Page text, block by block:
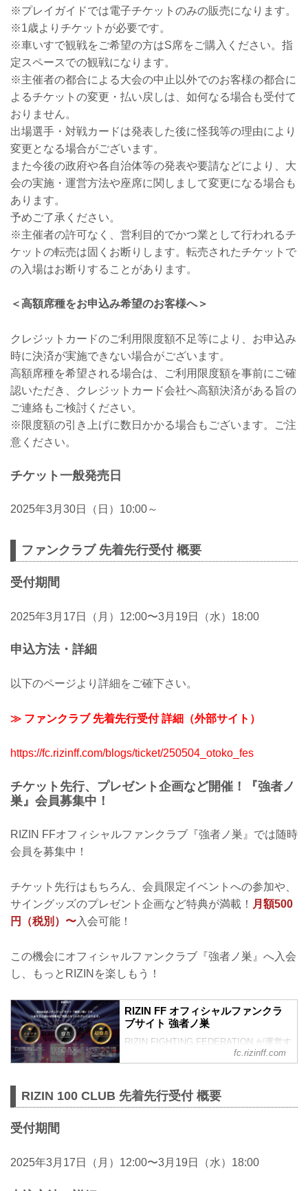
※プレイガイドでは電子チケットのみの販売になります。
※1歳よりチケットが必要です。
※車いすで観戦をご希望の方はS席をご購入ください。指
定スペースでの観戦になります。
※主催者の都合による大会の中止以外でのお客様の都合に
よるチケットの変更・払い戻しは、如何なる場合も受付て
おりません。
出場選手・対戦カードは発表した後に怪我等の理由により
変更となる場合がございます。
また今後の政府や各自治体等の発表や要請などにより、大
会の実施・運営方法や座席に関しまして変更になる場合も
あります。
予めご了承ください。
※主催者の許可なく、営利目的でかつ業として行われるチ
ケットの転売は固くお断りします。転売されたチケットで
の入場はお断りすることがあります。
＜高額席種をお申込み希望のお客様へ＞
クレジットカードのご利用限度額不足等により、お申込み
時に決済が実施できない場合がございます。
高額席種を希望される場合は、ご利用限度額を事前にご確
認いただき、クレジットカード会社へ高額決済がある旨の
ご連絡もご検討ください。
※限度額の引き上げに数日かかる場合もございます。ご注
意ください。
チケット一般発売日
2025年3月30日（日）10:00～
ファンクラブ 先着先行受付 概要
受付期間
2025年3月17日（月）12:00〜3月19日（水）18:00
申込方法・詳細
以下のページより詳細をご確下さい。
≫ ファンクラブ 先着先行受付 詳細（外部サイト）
https://fc.rizinff.com/blogs/ticket/250504_otoko_fes
チケット先行、プレゼント企画など開催！『強者ノ
巣』会員募集中！
RIZIN FFオフィシャルファンクラブ『強者ノ巣』では随時
会員を募集中！
チケット先行はもちろん、会員限定イベントへの参加や、
サイングッズのプレゼント企画など特典が満載！ 月額500
円（税別）〜入会可能！
この機会にオフィシャルファンクラブ『強者ノ巣』へ入会
し、もっとRIZINを楽しもう！
RIZIN FF オフィシャルファンクラ
ブサイト 強者ノ巣
RIZIN FIGHTING FEDERATION が運営す
るオフィシャルファンクラブサイト強者
fc.rizinff.com
RIZIN 100 CLUB 先着先行受付 概要
受付期間
2025年3月17日（月）12:00〜3月19日（水）18:00